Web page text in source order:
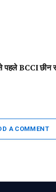
BCCI छीन
A COMMENT